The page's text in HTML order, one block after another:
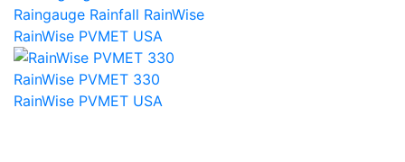
Raingauge Rainfall RainWise
RainWise PVMET USA
RainWise PVMET 330
RainWise PVMET USA